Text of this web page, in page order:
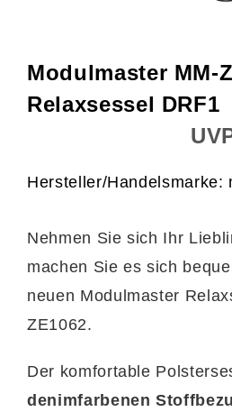
Modulmaster MM-
Relaxsessel DRF1
Hersteller/Handelsmarke:
Nehmen Sie sich Ihr
machen Sie es sich
neuen Modulmaster
ZE1062.
Der komfortable
denimfarbenen